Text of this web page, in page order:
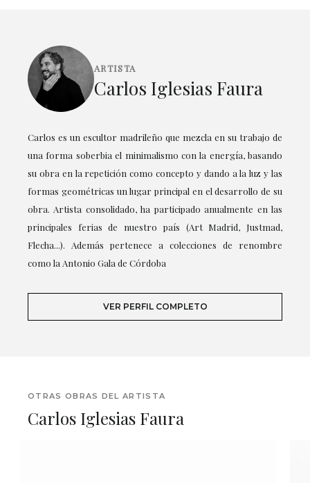
ARTISTA
Carlos Iglesias Faura
Carlos es un escultor madrileño que mezcla en su trabajo de
una forma soberbia el minimalismo con la energía, basando
su obra en la repetición como concepto y dando a la luz y las
formas geométricas un lugar principal en el desarrollo de su
obra. Artista consolidado, ha participado anualmente en las
principales ferias de nuestro país (Art Madrid, Justmad,
Flecha...). Además pertenece a colecciones de renombre
como la Antonio Gala de Córdoba
VER PERFIL COMPLETO
OTRAS OBRAS DEL ARTISTA
Carlos Iglesias Faura